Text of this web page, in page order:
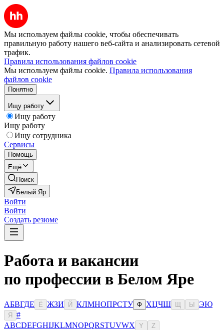
Мы используем файлы cookie, чтобы обеспечивать
правильную работу нашего веб-сайта и анализировать сетевой
трафик.
Правила использования файлов cookie
Мы используем файлы cookie. Правила использования
файлов cookie
Понятно
Ищу работу
Ищу работу
Ищу работу
Ищу сотрудника
Сервисы
Помощь
Ещё
Поиск
Белый Яр
Войти
Войти
Создать резюме
Работа и вакансии
по профессии в Белом Яре
АБВГДЕ Ё ЖЗИ Й КЛМНОПРСТУ Ф ХЦЧШ Ы ЭЮ
Я
#
ABCDEFGHIJKLMNOPQRSTUVWX Y Z